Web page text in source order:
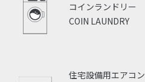
COIN LAUNDRY
コインランドリー
住宅設備用エアコン